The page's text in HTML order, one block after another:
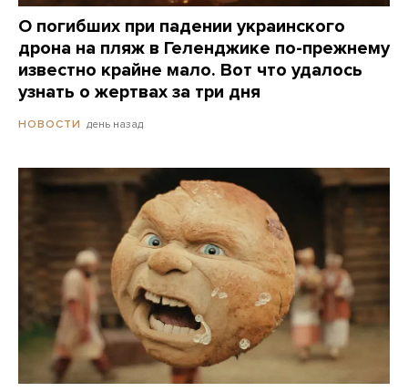
О погибших при падении украинского
дрона на пляж в Геленджике по-прежнему
известно крайне мало. Вот что удалось
узнать о жертвах за три дня
НОВОСТИ день назад